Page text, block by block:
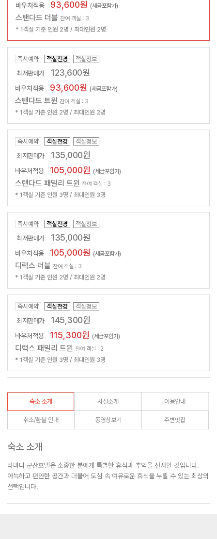
바우처적용 93,600원 (세금포함가)
스탠다드 더블 잔여 객실 : 3
* 1객실 기준 인원 2명 / 최대인원 2명
즉시예약 객실전경 객실정보
최저판매가 123,600원
바우처적용 93,600원 (세금포함가)
스탠다드 트윈 잔여 객실 : 3
* 1객실 기준 인원 2명 / 최대인원 2명
즉시예약 객실전경 객실정보
최저판매가 135,000원
바우처적용 105,000원 (세금포함가)
스탠다드 패밀리 트윈 잔여 객실 : 3
* 1객실 기준 인원 3명 / 최대인원 3명
즉시예약 객실전경 객실정보
최저판매가 135,000원
바우처적용 105,000원 (세금포함가)
디럭스 더블 잔여 객실 : 3
* 1객실 기준 인원 2명 / 최대인원 2명
즉시예약 객실전경 객실정보
최저판매가 145,300원
바우처적용 115,300원 (세금포함가)
디럭스 패밀리 트윈 잔여 객실 : 2
* 1객실 기준 인원 3명 / 최대인원 3명
숙소 소개 시설소개 이용안내
취소/환불 안내 동영상보기 주변맛집
숙소 소개
라마다 군산호텔은 소중한 분에게 특별한 휴식과 추억을 선사할 것입니다.
아늑하고 편안한 공간과 더불어 도심 속 여유로운 휴식을 누릴 수 있는 최상의
선택입니다.